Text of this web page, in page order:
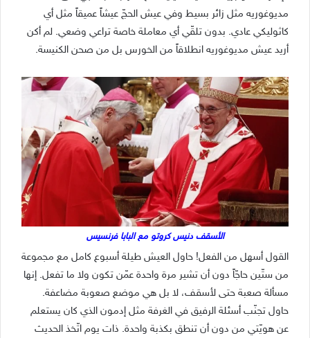
مديوغوريه مثل زائر بسيط وفي عيش الحجّ عيشاً عميقاً مثل أي
كاثوليكي عادي. بدون تلقّي أي معاملة خاصة تراعي وضعي. لم أكن
أريد عيش مديوغوريه انطلاقاً من الخورس بل من صحن الكنيسة.
الأسقف دنيس كروتو مع البابا فرنسيس
القول أسهل من الفعل! حاول العيش طيلة أسبوع كامل مع مجموعة
من ستّين حاجّاً دون أن تشير مرة واحدة عمّن تكون ولا ما تفعل. إنها
مسألة صعبة حتى لأسقف، لا بل هي موضع صعوبة مضاعفة.
حاول تجنّب أسئلة الرفيق في الغرفة مثل إدمون الذي كان يستعلم
عن هويّتي من دون أن تنطق بكذبة واحدة. ذات يوم اتّخذ الحديث